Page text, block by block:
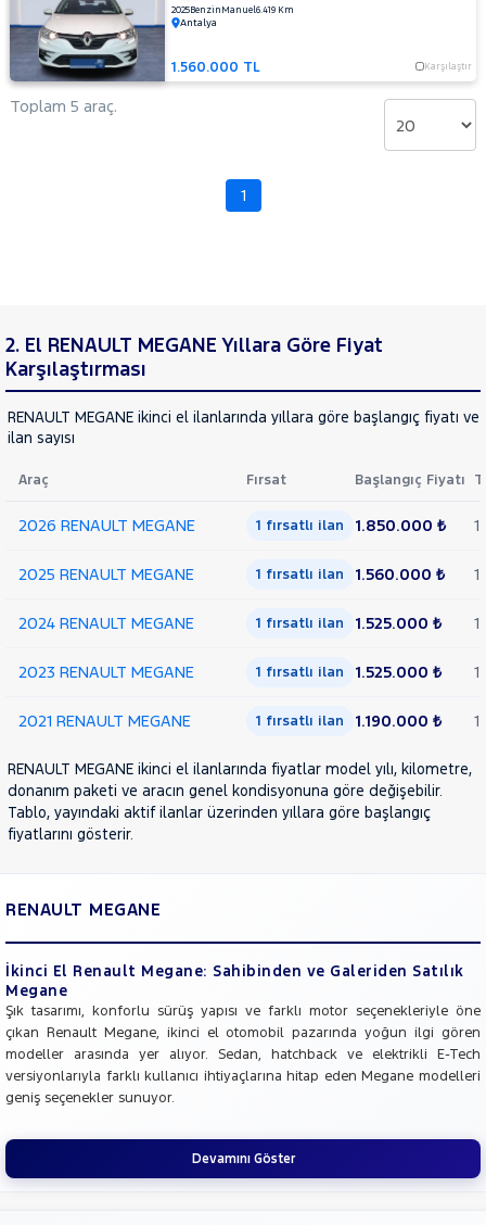
LANCIA
MAN
MERCEDES-
BENZ
MINI
AUSTRAL
CAPTUR
EXPRESS
Van
KADJAR
KANGOO
KANGOO
EXPRESS
KANGOO
KOLEOS
MEGANE
1.3
TCE
ICON
1.3 TCE
BLUE
DCI
JOY
EDC
Megane
E-Tech
SYMBOL
TRAFIC
SSANGYONG
Cinsleri
Kasa
Tipi
Aktarma
No
2025Benzin Manuel6.419 Km
Antalya
1.560.000 TL Karşılaştır
Toplam 5 araç.
1
2. El RENAULT MEGANE Yıllara Göre Fiyat
Karşılaştırması
RENAULT MEGANE ikinci el ilanlarında yıllara göre başlangıç fiyatı
ilan sayısı
Araç Fırsat Başlangıç Fiyatı
2026 RENAULT MEGANE 1 fırsatlı ilan 1.850.000 ₺ 1
2025 RENAULT MEGANE 1 fırsatlı ilan 1.560.000 ₺ 1
2024 RENAULT MEGANE 1 fırsatlı ilan 1.525.000 ₺ 1
2023 RENAULT MEGANE 1 fırsatlı ilan 1.525.000 ₺ 1
2021 RENAULT MEGANE 1 fırsatlı ilan 1.190.000 ₺ 1
RENAULT MEGANE ikinci el ilanlarında fiyatlar model yılı, kilometre,
donanım paketi ve aracın genel kondisyonuna göre değişebilir.
Tablo, yayındaki aktif ilanlar üzerinden yıllara göre başlangıç
fiyatlarını gösterir.
RENAULT MEGANE
İkinci El Renault Megane: Sahibinden ve Galeriden Satılık
Megane
Şık tasarımı, konforlu sürüş yapısı ve farklı motor seçenekleriyle öne
çıkan Renault Megane, ikinci el otomobil pazarında yoğun ilgi gören
modeller arasında yer alıyor. Sedan, hatchback ve elektrikli E-Tech
versiyonlarıyla farklı kullanıcı ihtiyaçlarına hitap eden Megane modelleri
geniş seçenekler sunuyor.
Devamını Göster